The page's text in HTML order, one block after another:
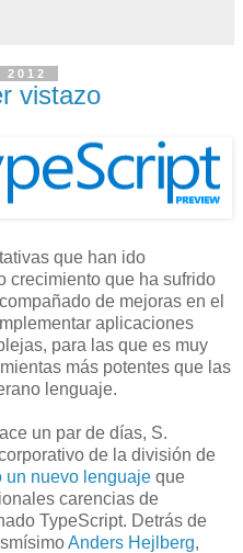
vistazo
que han ido
crecimiento que ha sufrido
de mejoras en el
aplicaciones
para las que es muy
más potentes que las
lenguaje.
un par de días, S.
de la división de
un nuevo lenguaje que
carencias de
TypeScript. Detrás de
Anders Hejlberg,